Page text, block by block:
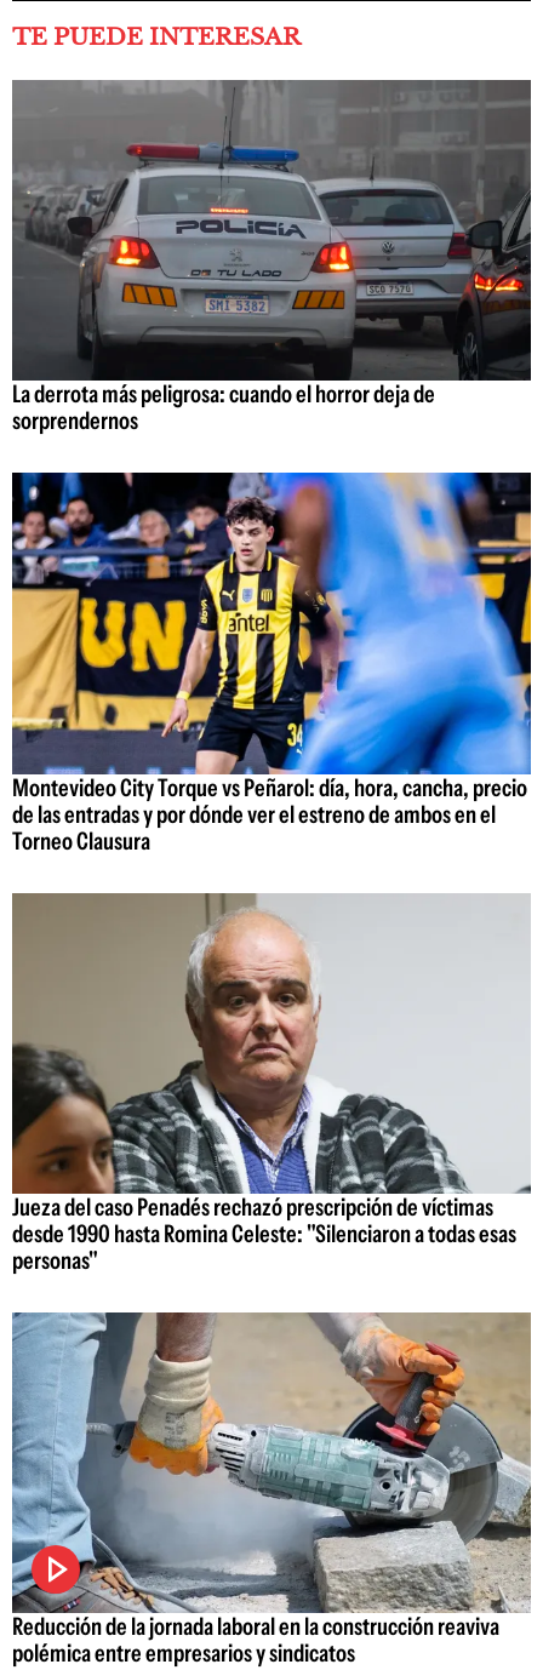
TE PUEDE INTERESAR
La derrota más peligrosa: cuando el horror deja de
sorprendernos
Montevideo City Torque vs Peñarol: día, hora, cancha, precio
de las entradas y por dónde ver el estreno de ambos en el
Torneo Clausura
Jueza del caso Penadés rechazó prescripción de víctimas
desde 1990 hasta Romina Celeste: "Silenciaron a todas esas
personas"
Reducción de la jornada laboral en la construcción reaviva
polémica entre empresarios y sindicatos